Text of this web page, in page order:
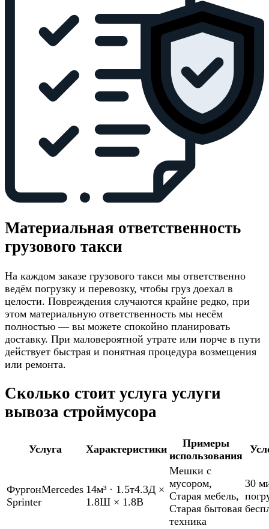
Материальная ответственность
грузового такси
На каждом заказе грузового такси мы ответственно
ведём погрузку и перевозку, чтобы груз доехал в
целости. Повреждения случаются крайне редко, при
этом материальную ответственность мы несём
полностью — вы можете спокойно планировать
доставку. При маловероятной утрате или порче в пути
действует быстрая и понятная процедура возмещения
или ремонта.
Сколько стоит услуга услуги
вывоза строймусора
Услуга Характеристики
Примеры
использования
ФургонMercedes
Sprinter
14м³ · 1.5т4.3Д ×
1.8Ш × 1.8В
Мешки с
мусором,
Старая мебель,
Старая бытовая
техника
30